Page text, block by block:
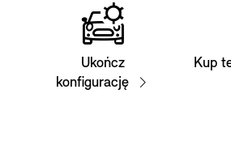
Ukończ
konfigurację
Kup